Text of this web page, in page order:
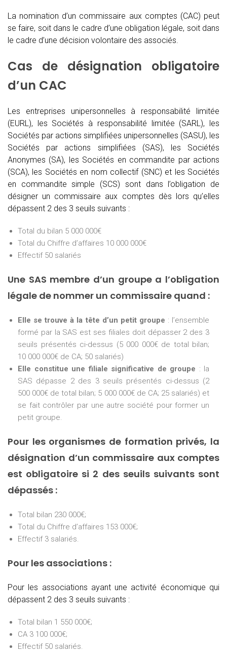
La nomination d’un commissaire aux comptes (CAC) peut
se faire, soit dans le cadre d’une obligation légale, soit dans
le cadre d’une décision volontaire des associés.
Cas de désignation obligatoire
d’un CAC
Les entreprises unipersonnelles à responsabilité limitée
(EURL), les Sociétés à responsabilité limitée (SARL), les
Sociétés par actions simplifiées unipersonnelles (SASU), les
Sociétés par actions simplifiées (SAS), les Sociétés
Anonymes (SA), les Sociétés en commandite par actions
(SCA), les Sociétés en nom collectif (SNC) et les Sociétés
en commandite simple (SCS) sont dans l’obligation de
désigner un commissaire aux comptes dès lors qu’elles
dépassent 2 des 3 seuils suivants :
Total du bilan 5 000 000€
Total du Chiffre d’affaires 10 000 000€
Effectif 50 salariés
Une SAS membre d’un groupe a l’obligation
légale de nommer un commissaire quand :
Elle se trouve à la tête d’un petit groupe : l’ensemble
formé par la SAS est ses filiales doit dépasser 2 des 3
seuils présentés ci-dessus (5 000 000€ de total bilan;
10 000 000€ de CA; 50 salariés)
Elle constitue une filiale significative de groupe : la
SAS dépasse 2 des 3 seuils présentés ci-dessus (2
500 000€ de total bilan; 5 000 000€ de CA; 25 salariés) et
se fait contrôler par une autre société pour former un
petit groupe.
Pour les organismes de formation privés, la
désignation d’un commissaire aux comptes
est obligatoire si 2 des seuils suivants sont
dépassés :
Total bilan 230 000€;
Total du Chiffre d’affaires 153 000€;
Effectif 3 salariés.
Pour les associations :
Pour les associations ayant une activité économique qui
dépassent 2 des 3 seuils suivants :
Total bilan 1 550 000€;
CA 3 100 000€;
Effectif 50 salariés.